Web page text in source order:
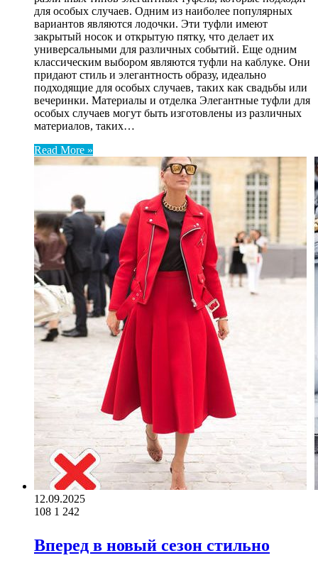
для особых случаев. Одним из наиболее популярных
вариантов являются лодочки. Эти туфли имеют
закрытый носок и открытую пятку, что делает их
универсальными для различных событий. Еще одним
классическим выбором являются туфли на каблуке. Они
придают стиль и элегантность образу, идеально
подходящие для особых случаев, таких как свадьбы или
вечеринки. Материалы и отделка Элегантные туфли для
особых случаев могут быть изготовлены из различных
материалов, таких…
Read More »
12.09.2025
108 1 242
Вперед в новый сезон стильно